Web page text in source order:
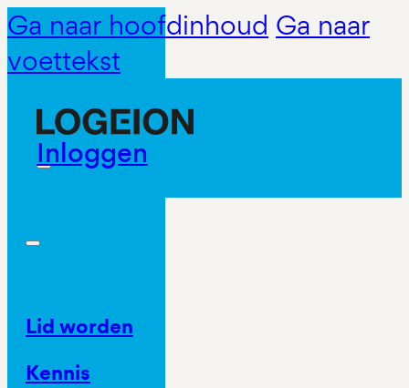
Ga naar hoofdinhoud Ga naar
voettekst
Inloggen
Lid worden
Kennis